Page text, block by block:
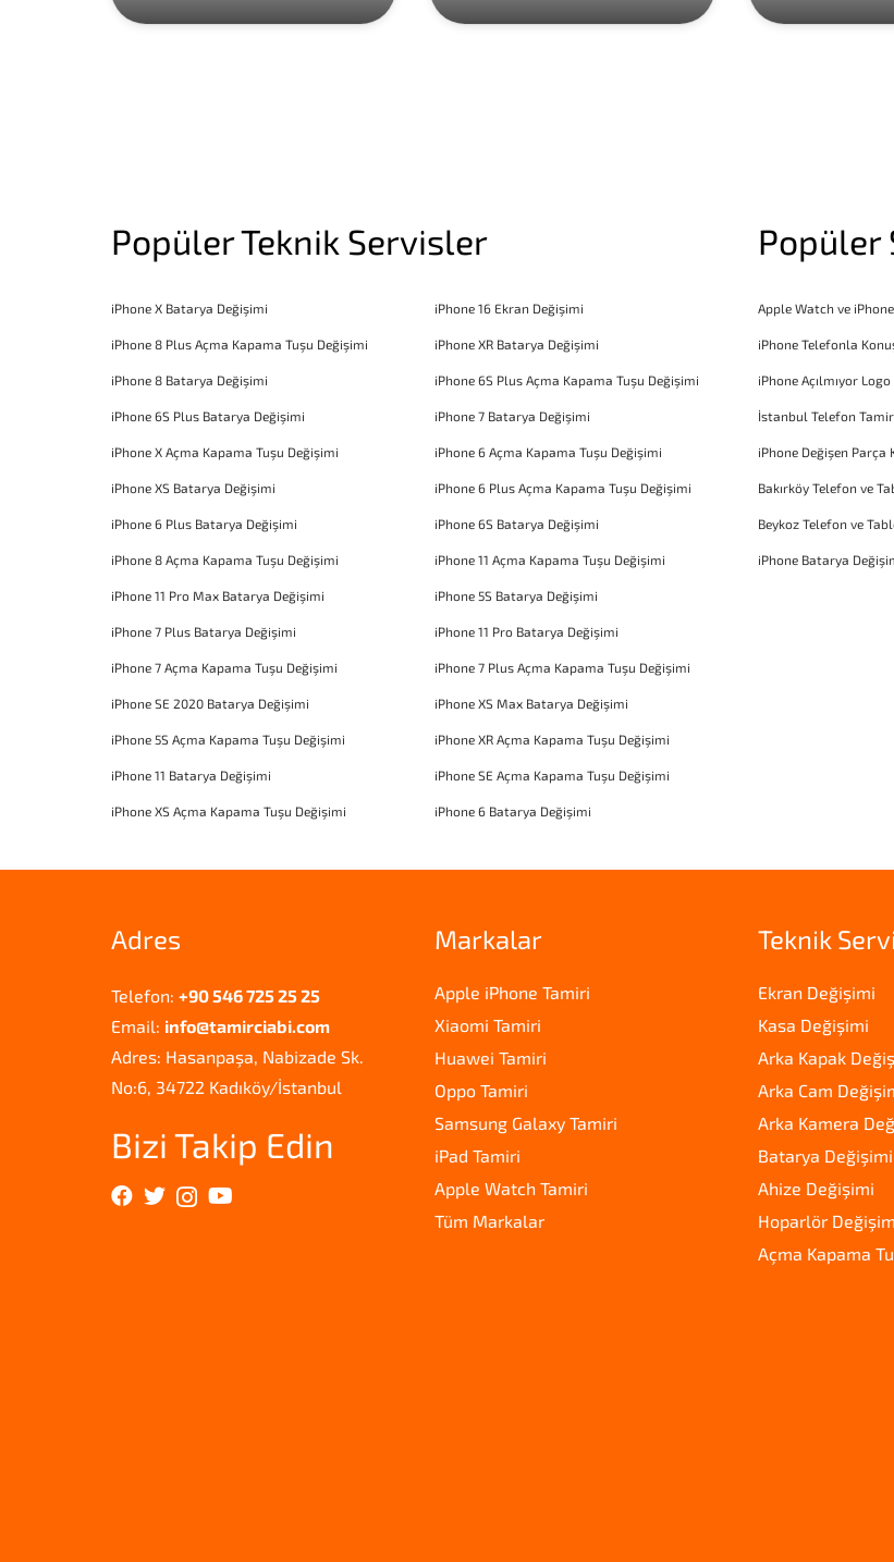
Popüler Teknik Servisler
iPhone X Batarya Değişimi iPhone 16 Ekran Değişimi
iPhone 8 Plus Açma Kapama Tuşu Değişimi iPhone XR Batarya Değişimi
iPhone 8 Batarya Değişimi iPhone 6S Plus Açma Kapama Tuşu Değişimi
iPhone 6S Plus Batarya Değişimi iPhone 7 Batarya Değişimi
iPhone X Açma Kapama Tuşu Değişimi iPhone 6 Açma Kapama Tuşu Değişimi
iPhone XS Batarya Değişimi iPhone 6 Plus Açma Kapama Tuşu Değişimi
iPhone 6 Plus Batarya Değişimi iPhone 6S Batarya Değişimi
iPhone 8 Açma Kapama Tuşu Değişimi iPhone 11 Açma Kapama Tuşu Değişimi
iPhone 11 Pro Max Batarya Değişimi iPhone 5S Batarya Değişimi
iPhone 7 Plus Batarya Değişimi iPhone 11 Pro Batarya Değişimi
iPhone 7 Açma Kapama Tuşu Değişimi iPhone 7 Plus Açma Kapama Tuşu Değişimi
iPhone SE 2020 Batarya Değişimi iPhone XS Max Batarya Değişimi
iPhone 5S Açma Kapama Tuşu Değişimi iPhone XR Açma Kapama Tuşu Değişimi
iPhone 11 Batarya Değişimi iPhone SE Açma Kapama Tuşu Değişimi
iPhone XS Açma Kapama Tuşu Değişimi iPhone 6 Batarya Değişimi
Popüler
Apple Watch ve
iPhone Telefonla
iPhone Açılmıyor
İstanbul Telefon
iPhone Değişen Parça
Bakırköy Telefon ve
Beykoz Telefon ve
iPhone Batarya
Adres
Telefon: +90 546 725 25 25
Email: info@tamirciabi.com
Adres: Hasanpaşa, Nabizade Sk.
No:6, 34722 Kadıköy/İstanbul
Bizi Takip Edin
Markalar
Apple iPhone Tamiri
Xiaomi Tamiri
Huawei Tamiri
Oppo Tamiri
Samsung Galaxy Tamiri
iPad Tamiri
Apple Watch Tamiri
Tüm Markalar
Teknik
Ekran Değişimi
Kasa Değişimi
Arka Kapak
Arka Cam
Arka Kamera
Batarya Değişimi
Ahize Değişimi
Hoparlör
Açma Kapama